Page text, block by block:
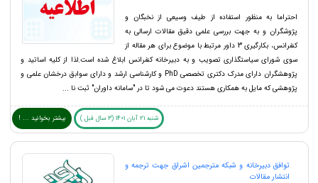
احتراما به منظور استفاده از طیف وسیعی از نخبگان و
پژوشگران و به جهت بررسی علمی دقیق مقالات ارسالی به
کنفرانس، بکارگیری 3 داور مرتبط با موضوع برای هر مقاله از
سوی شورای سیاستگذاری تصویب و به دبیرخانه کنفرانس ابلاغ شده است.لذا از کلیه اساتید و
پژوهشگران دارای مدرک دکتری تخصصی PhD و کارشناسی ارشد و دارای سوابق درخشان علمی و
پژوهشی که مایل به همکاری هستند دعوت می شود تا در "سامانه داوران" ثبت نا ...
شنبه 21 آبان 1401 (3 سال قبل ) بیشتر بخوانید ... !
توافق دبیرخانه و شبکه مترجمین اشراق جهت ترجمه و
انتشار مقالات